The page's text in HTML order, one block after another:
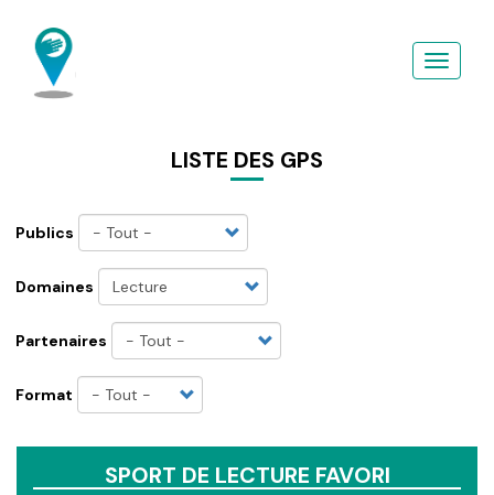
contenu
principal
LISTE DES GPS
Publics
Domaines
Partenaires
Format
SPORT DE LECTURE FAVORI